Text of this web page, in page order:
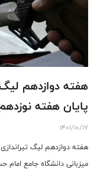
هفته دوازدهم
پایان هفته
1401/10/17
میزبانی دانشگاه جامع امام